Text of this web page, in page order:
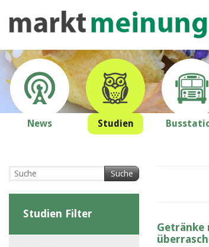
News Studien
Getränke
Suche
Studien Filter